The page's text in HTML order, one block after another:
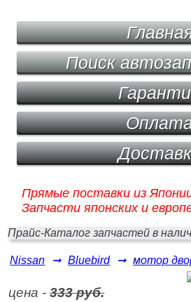
Поиск
Прямые поставки из
Запчасти японских и
Прайс-Каталог запчастей в
Nissan ➞ Bluebird ➞ мотор
цена -333 руб.